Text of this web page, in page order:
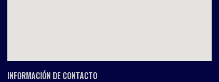
INFORMACIÓN DE CONTACTO